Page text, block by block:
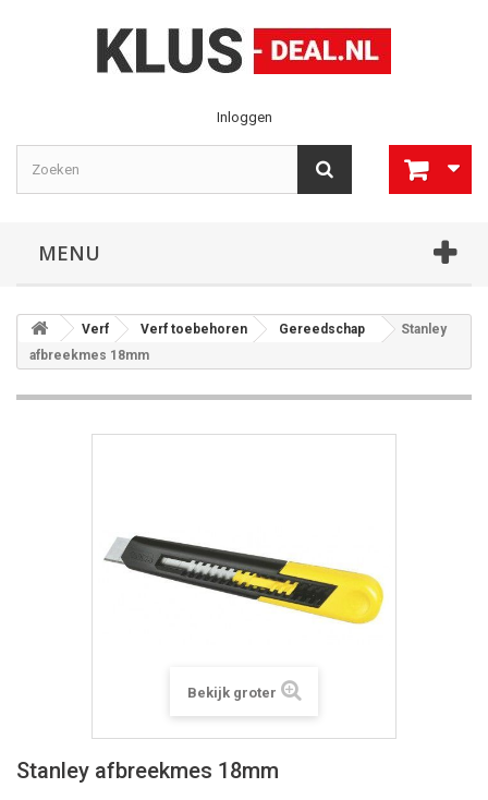
Inloggen
MENU
Verf Verf toebehoren Gereedschap
Stanley
afbreekmes 18mm
Bekijk groter
Stanley afbreekmes 18mm